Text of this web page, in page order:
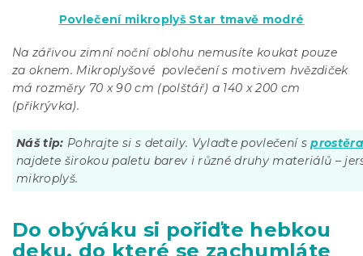
Povlečení mikroplyš Star tmavě modré
Na zářivou zimní noční oblohu nemusíte koukat pouze
za oknem. Mikroplyšové povlečení s motivem hvězdiček
má rozměry 70 x 90 cm (polštář) a 140 x 200 cm
(přikrývka).
Náš tip: Pohrajte si s detaily. Vylaďte povlečení s
najdete širokou paletu barev i různé druhy materiálů –
mikroplyš.
Do obýváku si pořiďte hebkou
deku, do které se zachumláte